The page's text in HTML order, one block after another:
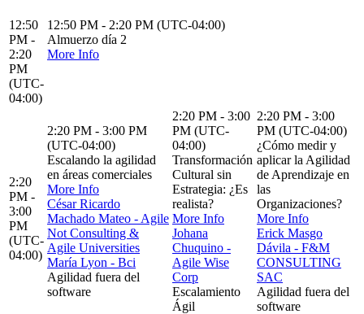
12:50
PM -
2:20
PM
(UTC-
04:00)
12:50 PM - 2:20 PM (UTC-04:00)
Almuerzo día 2
More Info
2:20
PM -
3:00
PM
(UTC-
04:00)
2:20 PM - 3:00 PM
(UTC-04:00)
Escalando la agilidad
en áreas comerciales
More Info
César Ricardo
Machado Mateo - Agile
Not Consulting &
Agile Universities
María Lyon - Bci
Agilidad fuera del
software
2:20 PM - 3:00
PM (UTC-
04:00)
Transformación
Cultural sin
Estrategia: ¿Es
realista?
More Info
Johana
Chuquino -
Agile Wise
Corp
Escalamiento
Ágil
2:20 PM - 3:00
PM (UTC-04:00)
¿Cómo medir y
aplicar la Agilidad
de Aprendizaje en
las
Organizaciones?
More Info
Erick Masgo
Dávila - F&M
CONSULTING
SAC
Agilidad fuera del
software